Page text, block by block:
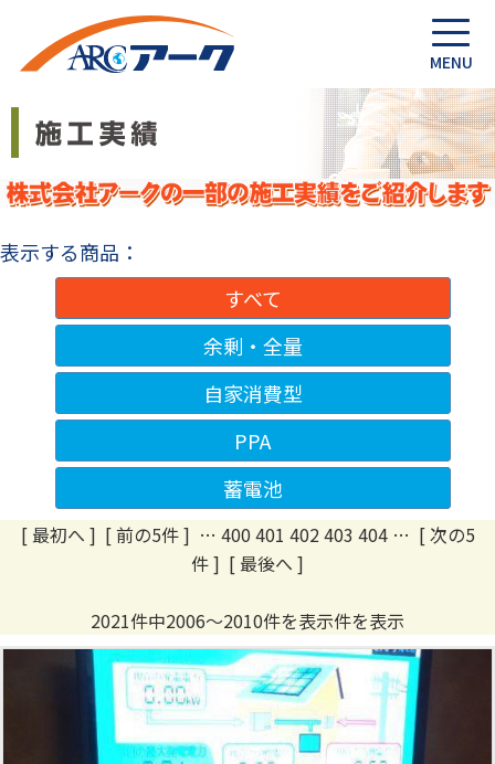
表示する商品：
すべて
余剰・全量
自家消費型
PPA
蓄電池
[ 最初へ ] [ 前の5件 ] … 400 401 402403 404… [ 次の5
件 ] [ 最後へ ]
2021件中2006～2010件を表示件を表示